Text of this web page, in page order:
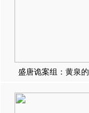
盛唐诡案组：黄泉